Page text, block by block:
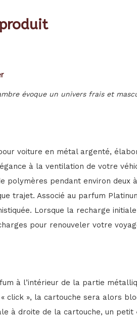
évoque un univers frais et
voiture en métal argenté,
à la ventilation de votre
polymères pendant environ deux
trajet. Associé au parfum
Lorsque la recharge
pour renouveler votre
à l’intérieur de la partie
click », la cartouche sera alors
à droite de la cartouche, un petit